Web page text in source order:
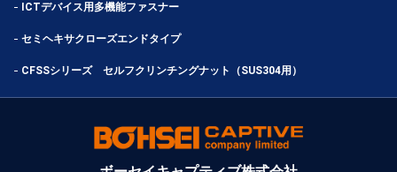
ICTデバイス用多機能ファスナー
セミヘキサクローズエンドタイプ
CFSSシリーズ セルフクリンチングナット（SUS304用）